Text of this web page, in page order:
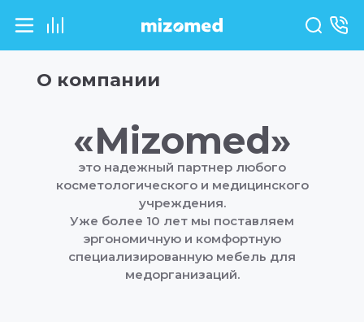
О компании
«Mizomed»
это надежный партнер любого
косметологического и медицинского
учреждения.
Уже более 10 лет мы поставляем
эргономичную и комфортную
специализированную мебель для
медорганизаций.